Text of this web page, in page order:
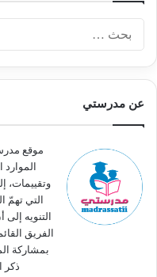
عن مدرستي
موقع
وتقييمات،
التي تهمّ
التنويه
الفريق
بمشاركة
ذكر